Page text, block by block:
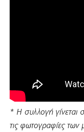
* Η συλλογή γίνεται
τις φωτογραφίες των